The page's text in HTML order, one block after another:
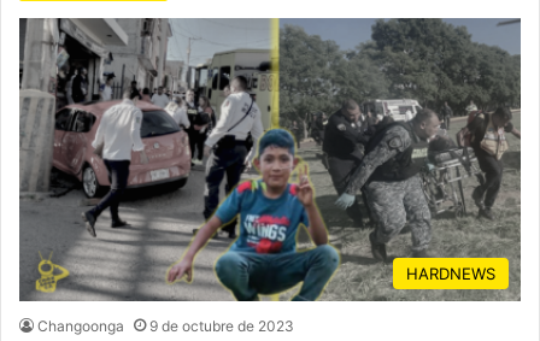
HARDNEWS
Changoonga 9 de octubre de 2023